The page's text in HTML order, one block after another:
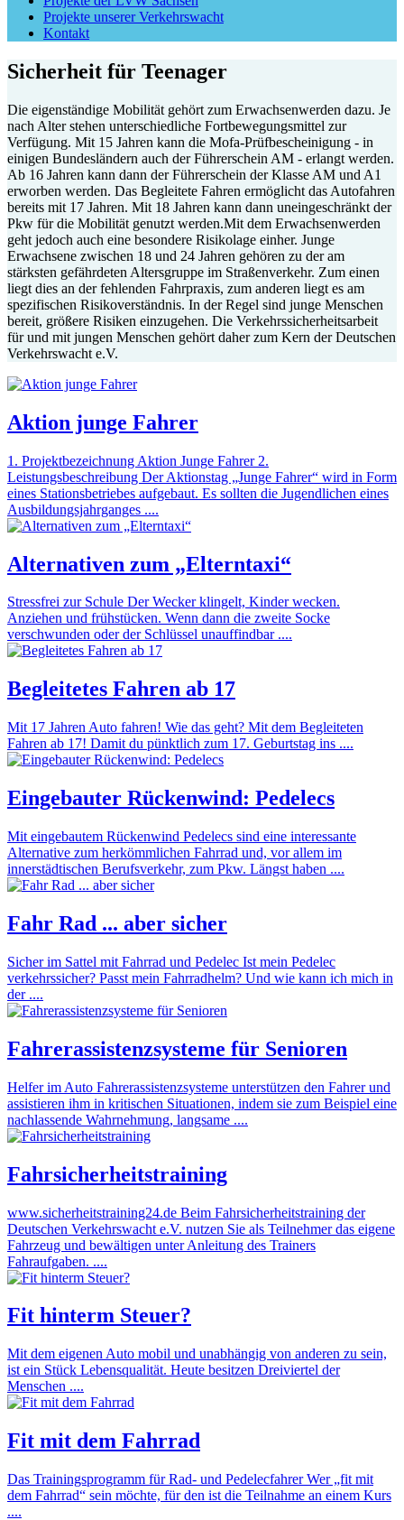
Projekte unserer Verkehrswacht
Kontakt
Sicherheit für Teenager
Die eigenständige Mobilität gehört zum Erwachsenwerden dazu. Je
nach Alter stehen unterschiedliche Fortbewegungsmittel zur
Verfügung. Mit 15 Jahren kann die Mofa-Prüfbescheinigung - in
einigen Bundesländern auch der Führerschein AM - erlangt werden.
Ab 16 Jahren kann dann der Führerschein der Klasse AM und A1
erworben werden. Das Begleitete Fahren ermöglicht das Autofahren
bereits mit 17 Jahren. Mit 18 Jahren kann dann uneingeschränkt der
Pkw für die Mobilität genutzt werden.Mit dem Erwachsenwerden
geht jedoch auch eine besondere Risikolage einher. Junge
Erwachsene zwischen 18 und 24 Jahren gehören zu der am
stärksten gefährdeten Altersgruppe im Straßenverkehr. Zum einen
liegt dies an der fehlenden Fahrpraxis, zum anderen liegt es am
spezifischen Risikoverständnis. In der Regel sind junge Menschen
bereit, größere Risiken einzugehen. Die Verkehrssicherheitsarbeit
für und mit jungen Menschen gehört daher zum Kern der Deutschen
Verkehrswacht e.V.
Aktion junge Fahrer
1. Projektbezeichnung Aktion Junge Fahrer 2.
Leistungsbeschreibung Der Aktionstag „Junge Fahrer“ wird in Form
eines Stationsbetriebes aufgebaut. Es sollten die Jugendlichen eines
Ausbildungsjahrganges ....
Alternativen zum „Elterntaxi“
Stressfrei zur Schule Der Wecker klingelt, Kinder wecken.
Anziehen und frühstücken. Wenn dann die zweite Socke
verschwunden oder der Schlüssel unauffindbar ....
Begleitetes Fahren ab 17
Mit 17 Jahren Auto fahren! Wie das geht? Mit dem Begleiteten
Fahren ab 17! Damit du pünktlich zum 17. Geburtstag ins ....
Eingebauter Rückenwind: Pedelecs
Mit eingebautem Rückenwind Pedelecs sind eine interessante
Alternative zum herkömmlichen Fahrrad und, vor allem im
innerstädtischen Berufsverkehr, zum Pkw. Längst haben ....
Fahr Rad ... aber sicher
Sicher im Sattel mit Fahrrad und Pedelec Ist mein Pedelec
verkehrssicher? Passt mein Fahrradhelm? Und wie kann ich mich in
der ....
Fahrerassistenzsysteme für Senioren
Helfer im Auto Fahrerassistenzsysteme unterstützen den Fahrer und
assistieren ihm in kritischen Situationen, indem sie zum Beispiel eine
nachlassende Wahrnehmung, langsame ....
Fahrsicherheitstraining
www.sicherheitstraining24.de Beim Fahrsicherheitstraining der
Deutschen Verkehrswacht e.V. nutzen Sie als Teilnehmer das eigene
Fahrzeug und bewältigen unter Anleitung des Trainers
Fahraufgaben. ....
Fit hinterm Steuer?
Mit dem eigenen Auto mobil und unabhängig von anderen zu sein,
ist ein Stück Lebensqualität. Heute besitzen Dreiviertel der
Menschen ....
Fit mit dem Fahrrad
Das Trainingsprogramm für Rad- und Pedelecfahrer Wer „fit mit
dem Fahrrad“ sein möchte, für den ist die Teilnahme an einem Kurs
....